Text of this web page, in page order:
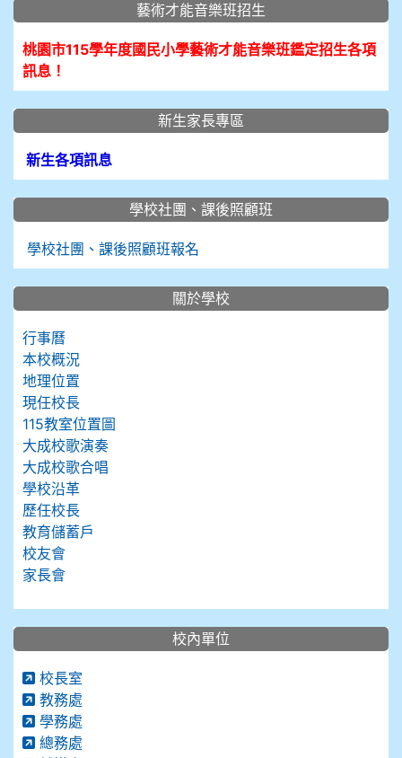
藝術才能音樂班招生
桃園市115學年度國民小學藝術才能音樂班鑑定招生各項
訊息！
新生家長專區
新生各項訊息
學校社團、課後照顧班
學校社團、課後照顧班報名
關於學校
行事曆
本校概況
地理位置
現任校長
115教室位置圖
大成校歌演奏
大成校歌合唱
學校沿革
歷任校長
教育儲蓄戶
校友會
家長會
校內單位
校長室
教務處
學務處
總務處